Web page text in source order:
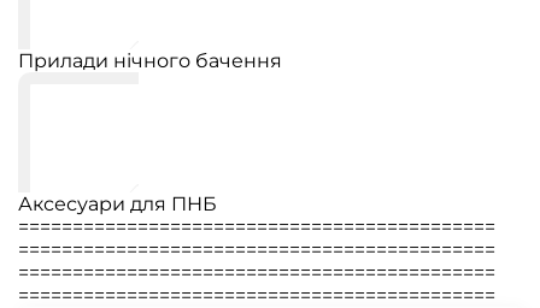
Прилади нічного бачення
Аксесуари для ПНБ
============================================
============================================
============================================
============================================